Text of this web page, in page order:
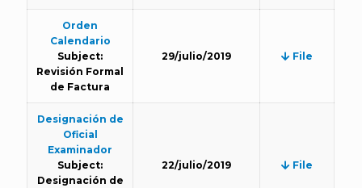
Orden
Calendario
Subject:
Revisión Formal
de Factura
29/julio/2019 File
Designación de
Oficial
Examinador
Subject:
Designación de
22/julio/2019 File